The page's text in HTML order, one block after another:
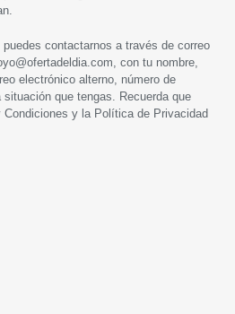
contactarnos a través de correo
, con tu nombre,
electrónico alterno, número de
que tengas. Recuerda que
y la Política de Privacidad